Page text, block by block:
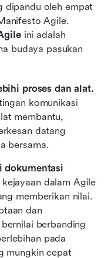
dipandu oleh empat
Agile.
ini adalah
budaya pasukan
proses dan alat.
komunikasi
membantu,
datang
bersama.
dokumentasi
dalam Agile
memberikan nilai.
dan
berbanding
pada
mungkin cepat